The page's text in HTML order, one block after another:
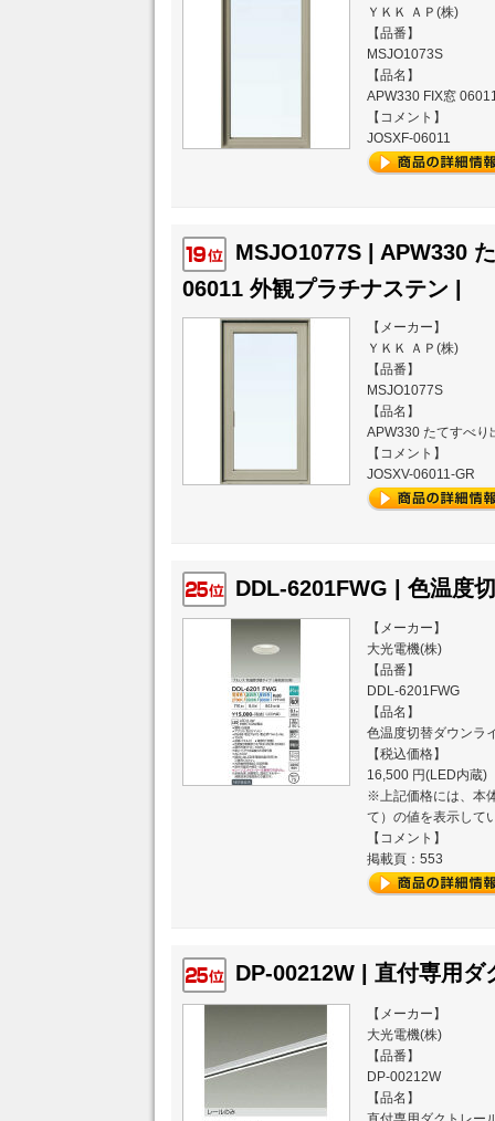
ＹＫＫ ＡＰ(株)
【品番】
MSJO1073S
【品名】
APW330 FIX窓
【コメント】
JOSXF-06011
MSJO1077S | APW330
06011 外観プラチナステン |
【メーカー】
ＹＫＫ ＡＰ(株)
【品番】
MSJO1077S
【品名】
APW330 たてすべり
【コメント】
JOSXV-06011-GR
DDL-6201FWG | 色温度
【メーカー】
大光電機(株)
【品番】
DDL-6201FWG
【品名】
色温度切替ダウンラ
【税込価格】
16,500 円(LED内蔵)
※上記価格には、本
て）の値を表示して
【コメント】
掲載頁：553
DP-00212W | 直付専用ダ
【メーカー】
大光電機(株)
【品番】
DP-00212W
【品名】